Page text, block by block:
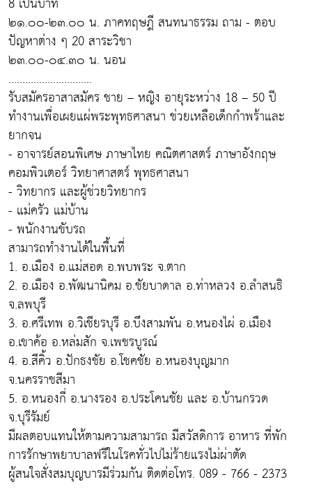
๒๑.๐๐-๒๓.๐๐ น. ภาคทฤษฎี สนทนาธรรม ถาม - ตอบ
ปัญหาต่าง ๆ 20 สาระวิชา
๒๓.๐๐-๐๔.๓๐ น. นอน
..............................
รับสมัครอาสาสมัคร ชาย – หญิง อายุระหว่าง 18 – 50 ปี
ทำงานเพื่อเผยแผ่พระพุทธศาสนา ช่วยเหลือเด็กกำพร้าและ
ยากจน
- อาจารย์สอนพิเศษ ภาษาไทย คณิตศาสตร์ ภาษาอังกฤษ
คอมพิวเตอร์ วิทยาศาสตร์ พุทธศาสนา
- วิทยากร และผู้ช่วยวิทยากร
- แม่ครัว แม่บ้าน
- พนักงานขับรถ
สามารถทำงานได้ในพื้นที่
1. อ.เมือง อ.แม่สอด อ.พบพระ จ.ตาก
2. อ.เมือง อ.พัฒนานิคม อ.ชัยบาดาล อ.ท่าหลวง อ.ลำสนธิ
จ.ลพบุรี
3. อ.ศรีเทพ อ.วิเชียรบุรี อ.บึงสามพัน อ.หนองไผ่ อ.เมือง
อ.เขาค้อ อ.หล่มสัก จ.เพชรบูรณ์
4. อ.สีคิ้ว อ.ปักธงชัย อ.โชคชัย อ.หนองบุญมาก
จ.นครราชสีมา
5. อ.หนองกี่ อ.นางรอง อ.ประโคนชัย และ อ.บ้านกรวด
จ.บุรีรัมย์
มีผลตอบแทนให้ตามความสามารถ มีสวัสดิการ อาหาร ที่พัก
การรักษาพยาบาลฟรีในโรคทั่วไปไม่ร้ายแรงไม่ผ่าตัด
ผู้สนใจสั่งสมบุญบารมีร่วมกัน ติดต่อโทร. 089 - 766 - 2373